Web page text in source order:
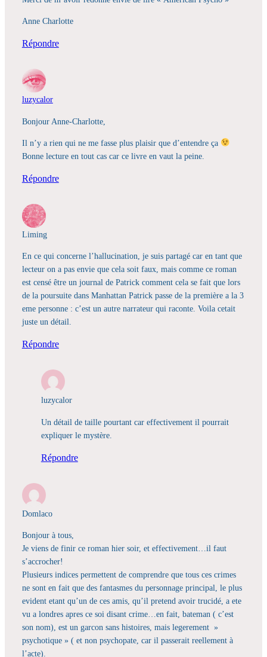
Anne Charlotte
Répondre
luzycalor
Bonjour Anne-Charlotte,
Il n’y a rien qui ne me fasse plus plaisir que d’entendre ça
Bonne lecture en tout cas car ce livre en vaut la peine.
Répondre
Liming
En ce qui concerne l’hallucination, je suis partagé car en tant que
lecteur on a pas envie que cela soit faux, mais comme ce roman
est censé être un journal de Patrick comment cela se fait que lors
de la poursuite dans Manhattan Patrick passe de la première a la 3
eme personne : c’est un autre narrateur qui raconte. Voila cetait
juste un détail.
Répondre
luzycalor
Un détail de taille pourtant car effectivement il pourrait
expliquer le mystère.
Répondre
Domlaco
Bonjour à tous,
Je viens de finir ce roman hier soir, et effectivement…il faut
s’accrocher!
Plusieurs indices permettent de comprendre que tous ces crimes
ne sont en fait que des fantasmes du personnage principal, le plus
evident etant qu’un de ces amis, qu’il pretend avoir trucidé, a ete
vu a londres apres ce soi disant crime…en fait, bateman ( c’est
son nom), est un garcon sans histoires, mais legerement »
psychotique » ( et non psychopate, car il passerait reellement à
l’acte).